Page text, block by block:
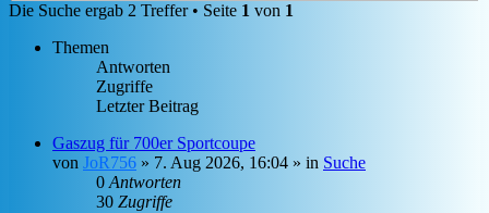
Die Suche ergab 2 Treffer • Seite 1 von 1
Themen
Antworten
Zugriffe
Letzter Beitrag
Gaszug für 700er Sportcoupe
von JoR756 » 7. Aug 2026, 16:04 » in Suche
0Antworten
30 Zugriffe